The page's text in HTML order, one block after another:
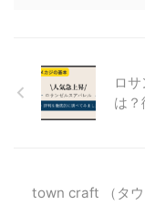
ロ
は？
town craft （タウ